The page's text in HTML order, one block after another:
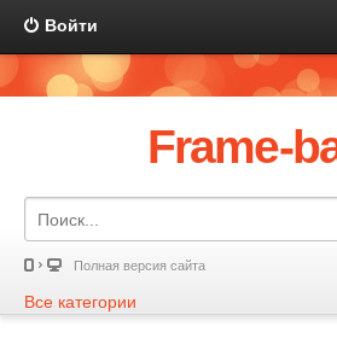
Войти
Frame-
Полная версия сайта
Все категории